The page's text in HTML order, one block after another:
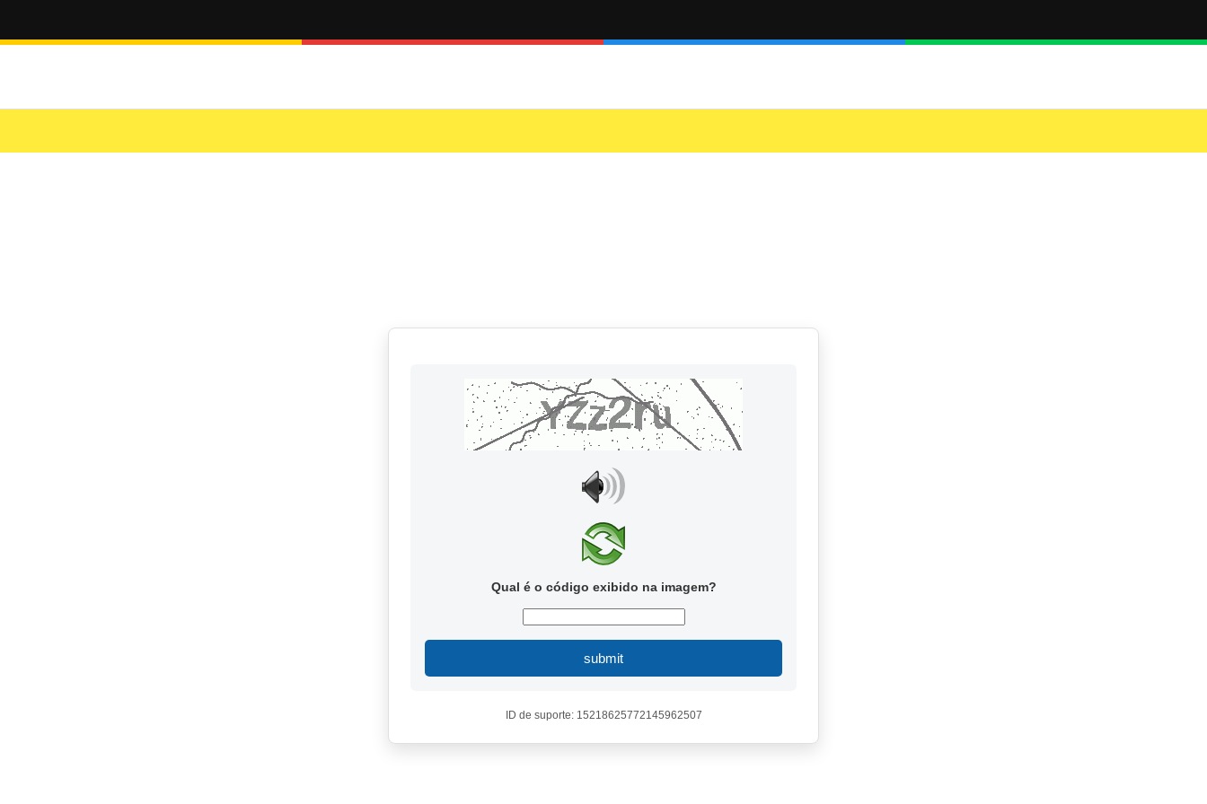
Qual é o código exibido na imagem?
submit
ID de suporte: 15218625772145962507